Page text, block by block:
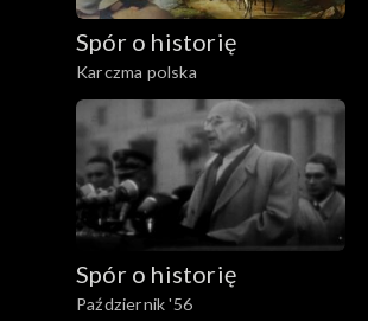
Spór o historię
Karczma polska
Spór o historię
Październik '56